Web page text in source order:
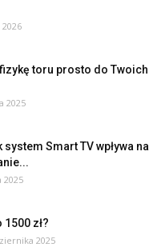
toru prosto do Twoich
2025
Smart TV wpływa na
2025
zł?
2025